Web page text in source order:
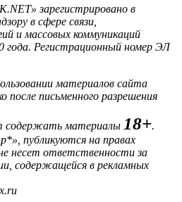
зарегистрировано в
в сфере связи,
и массовых коммуникаций
года. Регистрационный номер ЭЛ
материалов сайта
после письменного разрешения
содержать материалы 18+.
публикуются на правах
несет ответственности за
содержащейся в рекламных